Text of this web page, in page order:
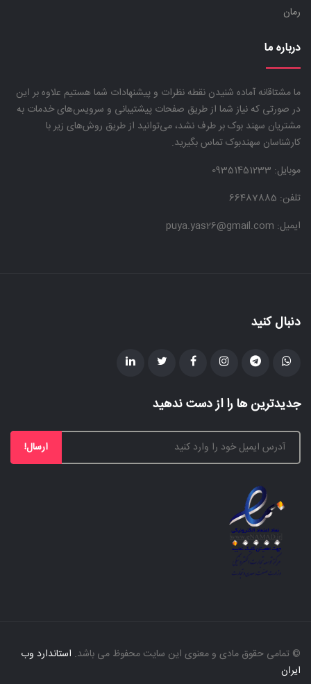
رمان
درباره ما
ما مشتاقانه آماده شنیدن نقطه نظرات و پیشنهادات شما هستیم علاوه بر این
در صورتی که نیاز شما از طریق صفحات پیشتیبانی و سرویس‌های خدمات به
مشتریان سهند بوک بر طرف نشد، می‌توانید از طریق روش‌های زیر با
کارشناسان سهندبوک تماس بگیرید.
موبایل:
تلفن: 66487885
ایمیل: puya.yas26@gmail.com
دنبال کنید
جدیدترین ها را از دست ندهید
ارسال!
© تمامی حقوق مادی و معنوی این سایت محفوظ می باشد. استاندارد وب
ایران